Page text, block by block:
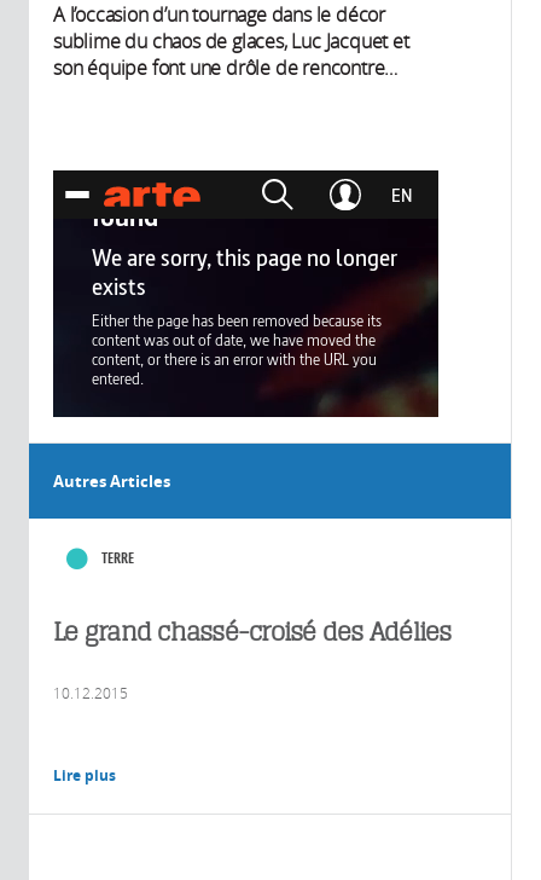
A l’occasion d’un tournage dans le décor
sublime du chaos de glaces, Luc Jacquet et
son équipe font une drôle de rencontre…
Autres Articles
TERRE
Le grand chassé-croisé des Adélies
10.12.2015
Lire plus